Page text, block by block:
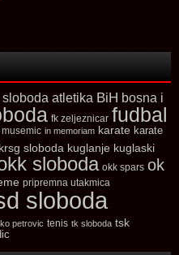
sloboda atletika BiH bosna i
fk zeljeznicar fudbal
in memoriam karate karate
sloboda kuglanje kuglaski
sloboda okk spars ok
pripremna utakmica
sloboda
petrovic tenis tk sloboda tsk